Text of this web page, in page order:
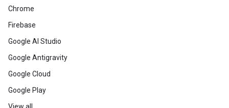
Chrome
Firebase
Google AI Studio
Google Antigravity
Google Cloud
Google Play